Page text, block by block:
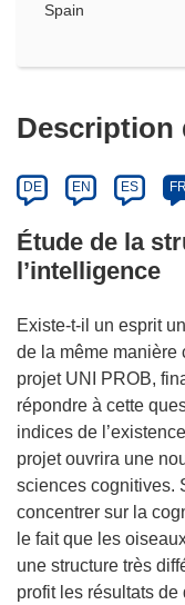
Spain
Description
DE EN ES FR
Étude de la
l’intelligence
Existe-t-il un esprit
de la même manière
projet UNI PROB,
répondre à cette
indices de
projet ouvrira une
sciences cognitives.
concentrer sur la
le fait que les
une structure très
profit les résultats